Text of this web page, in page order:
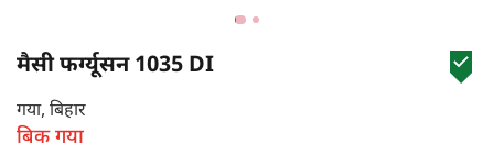
मैसी फर्ग्यूसन 1035 DI
गया, बिहार
बिक गया